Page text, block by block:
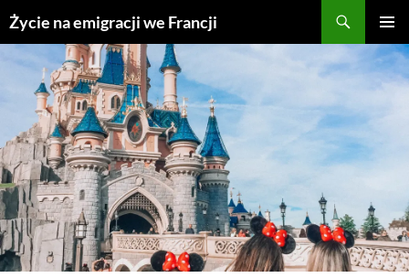
Przejdź
do
treści
Życie na emigracji we Francji
MENU